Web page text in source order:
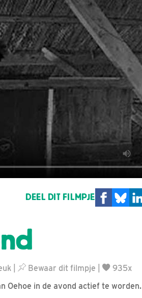
DEEL DIT FILMPJE
Bewaar dit filmpje
935x
Oehoe in de avond actief te worden.